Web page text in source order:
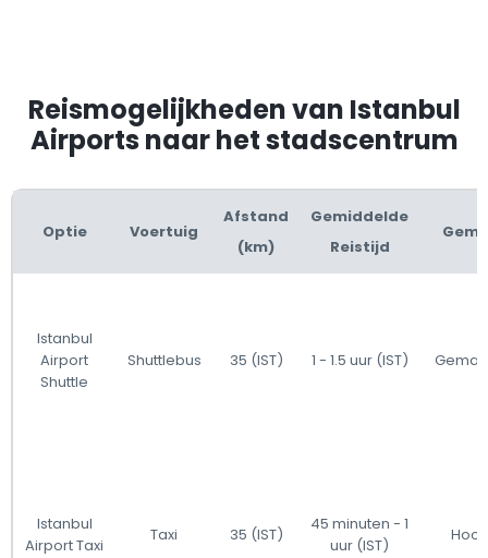
Reismogelijkheden van Istanbul
Airports naar het stadscentrum
Optie Voertuig
Afstand
(km)
Gemiddelde
Reistijd
Istanbul
Airport
Shuttle
Shuttlebus 35 (IST) 1 - 1.5 uur (IST)
Istanbul
Airport Taxi
Taxi 35 (IST)
45 minuten - 1
uur (IST)